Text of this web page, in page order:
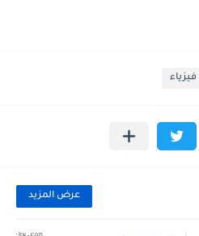
فيزياء
عرض المزيد